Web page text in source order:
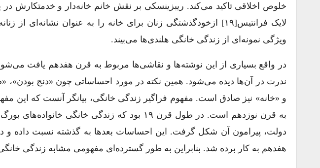
خلوص اخلاقی تاکید می‌کند. ریبزینسکی بر نقش خانم خانه‌دار و خدمتکارش در
لایک فرانتیس[۱۹] ازخودگذشتگی زنان برای خانه را به عنوان
ویژگی نمونه‌ای از زندگی خانگی هلندی‌ها می‌بیند.
در واقع بسیاری از این نوشته‌ها و نقاشی‌ها مربوط به قرن هفدهم یافت
ندرت در آن‌ها دیده می‌شود. همین نکته در مورد احساساتی چون «دنج بودن»،
و «خانه» نیز صادق است. مفهوم فراگیر زندگی خانگی، بیانگر آنست که این
به قرن نوزدهم است. در طول قرن ۱۹ بود که زندگی
دولت، پیرامون آن شکل گرفت. این احساسات بعد‌ها به گذشته نسبت داده و
هفدهم به کار برده شد. بنابراین به طور گسترده‌ای مفهومی مشابه زندگی